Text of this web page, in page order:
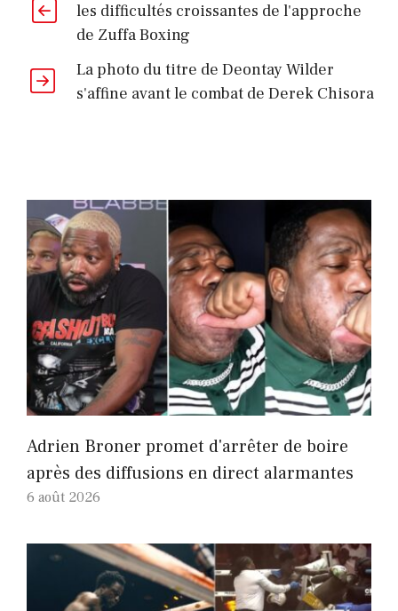
les difficultés croissantes de l'approche
de Zuffa Boxing
La photo du titre de Deontay Wilder
s'affine avant le combat de Derek Chisora
Adrien Broner promet d'arrêter de boire
après des diffusions en direct alarmantes
6 août 2026